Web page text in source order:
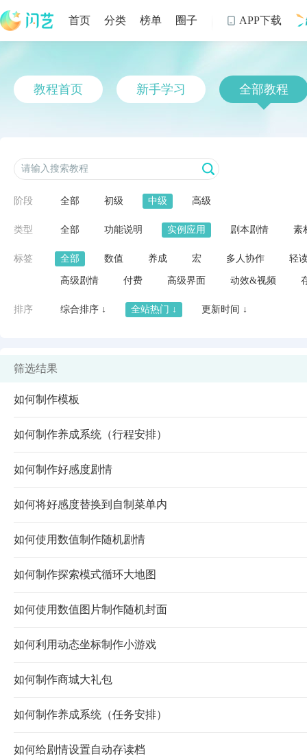
闪艺
首页 分类 榜单 圈子  APP下载
教程首页 新手学习 全部教程
阶段 全部 初级 中级 高级
类型 全部 功能说明 实例应用 剧本剧情 素
标签 全部 数值 养成 宏 多人协作 轻
高级剧情 付费 高级界面 动效&视频
排序 综合排序 ↓ 全站热门 ↓ 更新时间 ↓
筛选结果
如何制作模板
如何制作养成系统（行程安排）
如何制作好感度剧情
如何将好感度替换到自制菜单内
如何使用数值制作随机剧情
如何制作探索模式循环大地图
如何使用数值图片制作随机封面
如何利用动态坐标制作小游戏
如何制作商城大礼包
如何制作养成系统（任务安排）
如何给剧情设置自动存读档